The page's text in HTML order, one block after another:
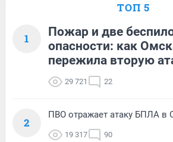
ТОП 5
1
Пожар и две
опасности: как
пережила вторую
29 721 22
2
ПВО отражает атаку БПЛА в
19 317 90